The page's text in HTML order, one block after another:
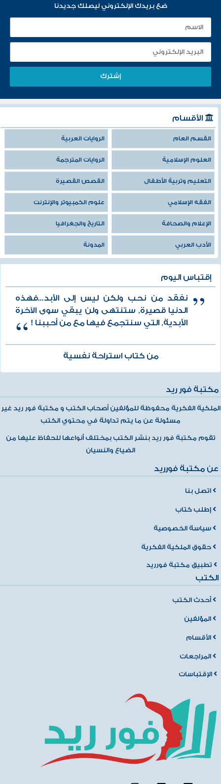
ضع بريدك الإلكتروني ليصلك جديدنا
الأقسام
القسم العام الروايات العربية
العلوم الإسلامية الروايات المترجمة
التعليم وتربية الأطفال القصص القصيرة
الفقه الإسلامي علوم الكمبيوتر والإنترنت
الإعلام والصحافة التاريخ والجغرافيا
الأدب العربي المدونة
إقتباس اليوم
نفقد من نحب ولكن ليس إلى الأبد...فهذه
الدنيا قصيرة, ستنتهى ولن يبقي سوى الآخرة
الأبدية, التي سنتجمع فيها مع من أحببنا !
من كتاب استراحة نفسية
مكتبة فور ريد
الملكية الفكرية محفوظة للمؤلفين أصحاب الكتب و مكتبة فور ريد غير
مسئولة عن ما يتم تداولة في محتوي الكتب
تقوم مكتبة فور ريد بنشر الكتب بمختلف أنواعها للحفاظ عليها من
الضياع والنسيان
عن مكتبة فورريد
اتصل بنا
إطلب كتاب
سياسة الخصوصية
حقوق الملكية الفكرية
تطبيق مكتبة فورريد
الكتب
أحدث الكتب
المؤلفين
الأقسام
المراجعات
الإقتباسات